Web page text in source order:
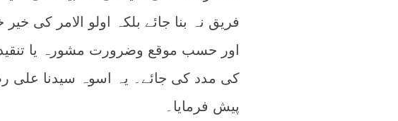
فریق نہ بنا جائے بلکہ اولو الامر کی
اور حسب موقع وضرورت مشورہ یا
کی مدد کی جائے۔ یہ اسوہ سیدنا علی
پیش فرمایا۔